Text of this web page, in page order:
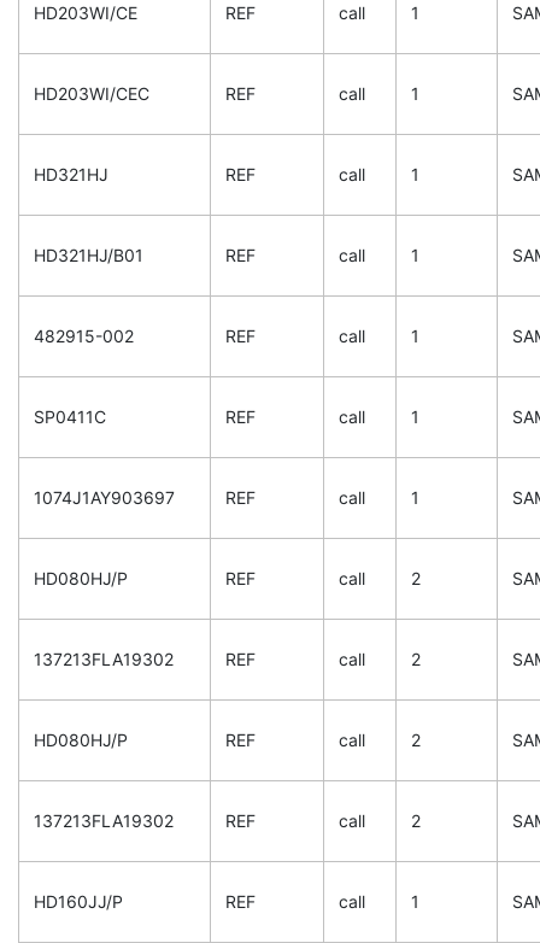
HD203WI/CE REF call 1
HD203WI/CEC REF call 1
HD321HJ REF call 1
HD321HJ/B01 REF call 1
482915-002 REF call 1
SP0411C REF call 1
1074J1AY903697 REF call 1
HD080HJ/P REF call 2
137213FLA19302 REF call 2
HD080HJ/P REF call 2
137213FLA19302 REF call 2
HD160JJ/P REF call 1